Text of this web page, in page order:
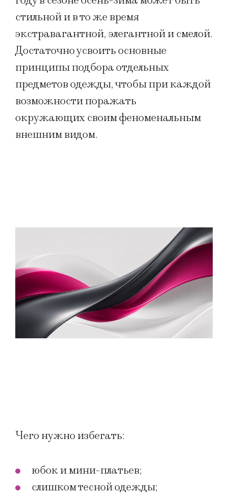
стильной и в то же время
экстравагантной, элегантной и смелой.
Достаточно усвоить основные
принципы подбора отдельных
предметов одежды, чтобы при каждой
возможности поражать
окружающих своим феноменальным
внешним видом.
Чего нужно избегать:
юбок и мини-платьев;
слишком тесной одежды;